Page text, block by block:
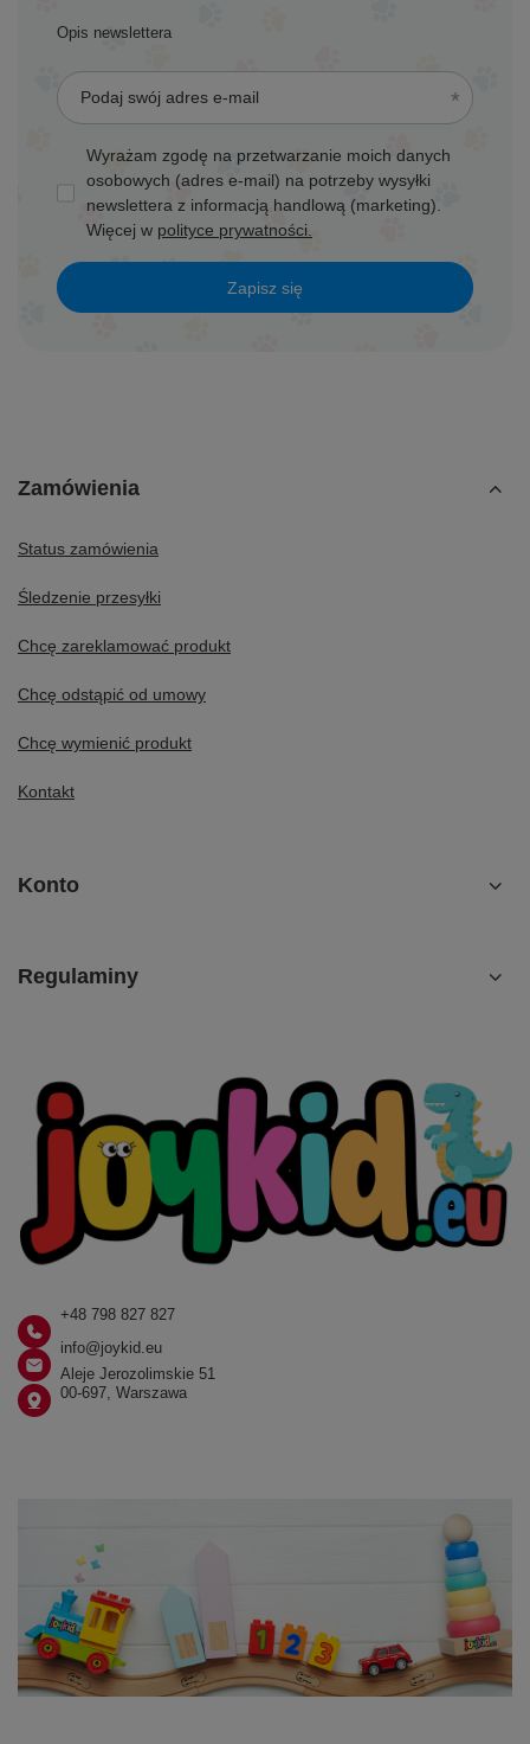
Opis newslettera
Podaj swój adres e-mail
Wyrażam zgodę na przetwarzanie moich danych
osobowych (adres e-mail) na potrzeby wysyłki
newslettera z informacją handlową (marketing).
Więcej w polityce prywatności.
Zapisz się
Zamówienia
Status zamówienia
Śledzenie przesyłki
Chcę zareklamować produkt
Chcę odstąpić od umowy
Chcę wymienić produkt
Kontakt
Konto
Regulaminy
+48 798 827 827
info@joykid.eu
Aleje Jerozolimskie 51
00-697, Warszawa